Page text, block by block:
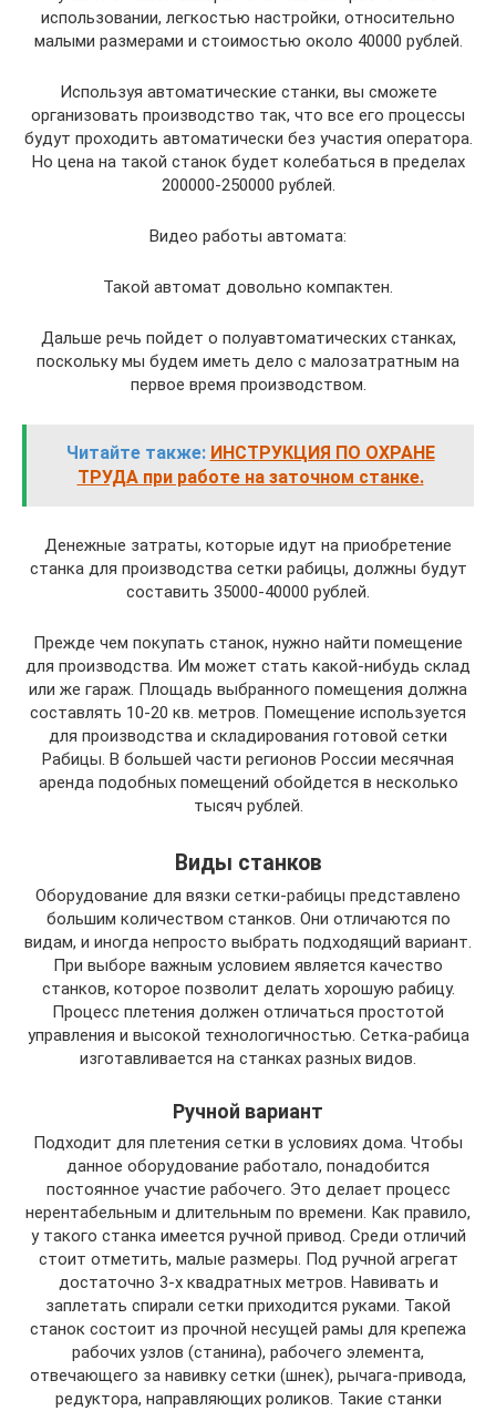
использовании, легкостью настройки, относительно
малыми размерами и стоимостью около 40000 рублей.
Используя автоматические станки, вы сможете
организовать производство так, что все его процессы
будут проходить автоматически без участия оператора.
Но цена на такой станок будет колебаться в пределах
200000-250000 рублей.
Видео работы автомата:
Такой автомат довольно компактен.
Дальше речь пойдет о полуавтоматических станках,
поскольку мы будем иметь дело с малозатратным на
первое время производством.
Читайте также: ИНСТРУКЦИЯ ПО ОХРАНЕ
ТРУДА при работе на заточном станке.
Денежные затраты, которые идут на приобретение
станка для производства сетки рабицы, должны будут
составить 35000-40000 рублей.
Прежде чем покупать станок, нужно найти помещение
для производства. Им может стать какой-нибудь склад
или же гараж. Площадь выбранного помещения должна
составлять 10-20 кв. метров. Помещение используется
для производства и складирования готовой сетки
Рабицы. В большей части регионов России месячная
аренда подобных помещений обойдется в несколько
тысяч рублей.
Виды станков
Оборудование для вязки сетки-рабицы представлено
большим количеством станков. Они отличаются по
видам, и иногда непросто выбрать подходящий вариант.
При выборе важным условием является качество
станков, которое позволит делать хорошую рабицу.
Процесс плетения должен отличаться простотой
управления и высокой технологичностью. Сетка-рабица
изготавливается на станках разных видов.
Ручной вариант
Подходит для плетения сетки в условиях дома. Чтобы
данное оборудование работало, понадобится
постоянное участие рабочего. Это делает процесс
нерентабельным и длительным по времени. Как правило,
у такого станка имеется ручной привод. Среди отличий
стоит отметить, малые размеры. Под ручной агрегат
достаточно 3-х квадратных метров. Навивать и
заплетать спирали сетки приходится руками. Такой
станок состоит из прочной несущей рамы для крепежа
рабочих узлов (станина), рабочего элемента,
отвечающего за навивку сетки (шнек), рычага-привода,
редуктора, направляющих роликов. Такие станки